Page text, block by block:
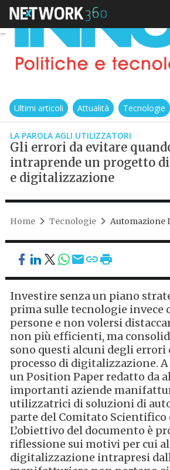
Ultimi articoli Attualità Tecnologie
LA PAROLA AGLI UTILIZZATORI
Gli errori da evitare
intraprende un progetto
e digitalizzazione
Home Tecnologie Automazione
Investire senza un piano
prima sulle tecnologie invece
persone e non volersi
non più efficienti, ma
sono questi alcuni degli errori
processo di digitalizzazione.
un Position Paper redatto da
importanti aziende
utilizzatrici di soluzioni di
parte del Comitato Scientifico
L’obiettivo del documento è
riflessione sui motivi per cui
digitalizzazione intrapresi